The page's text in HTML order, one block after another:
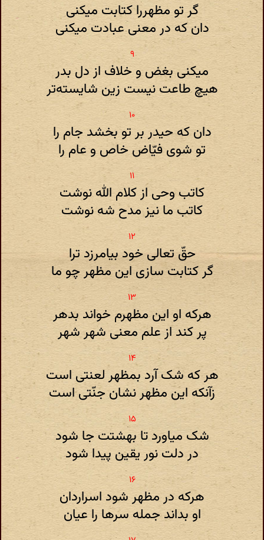
گر تو مظهررا کتابت میکنی
دان که در معنی عبادت میکنی
میکنی بغض و خلاف از دل بدر
هیچ طاعت نیست زین شایسته‌تر
دان که حیدر بر تو بخشد جام را
تو شوی فیّاض خاص و عام را
کاتب وحی از کلام الله نوشت
کاتب ما نیز مدح شه نوشت
حقّ تعالی خود بیامرزد ترا
گر کتابت سازی این مظهر چو ما
هرکه او این مظهرم خواند بدهر
پر کند از علم معنی شهر شهر
هر که شک آرد بمظهر لعنتی است
زآنکه این مظهر نشان جنّتی است
شک میاورد تا بهشتت جا شود
در دلت نور یقین پیدا شود
هرکه در مظهر شود اسراردان
او بداند جمله سرها را عیان